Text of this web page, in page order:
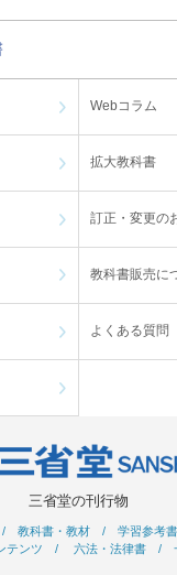
Webコラム
拡大教科書
訂正・変更の
教科書販売に
よくある質問
三省堂の刊行物
教科書・教材 / 学習参考書
テンツ / 六法・法律書 /